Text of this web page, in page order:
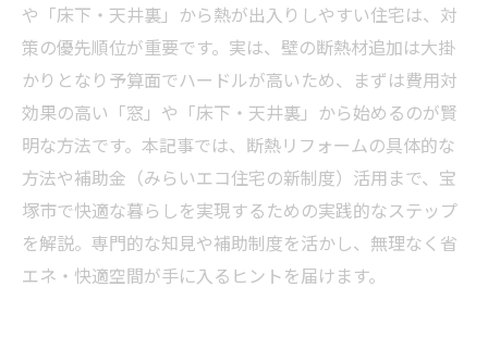
や「床下・天井裏」から熱が出入りしやすい住宅は、対
策の優先順位が重要です。実は、壁の断熱材追加は大掛
かりとなり予算面でハードルが高いため、まずは費用対
効果の高い「窓」や「床下・天井裏」から始めるのが賢
明な方法です。本記事では、断熱リフォームの具体的な
方法や補助金（みらいエコ住宅の新制度）活用まで、宝
塚市で快適な暮らしを実現するための実践的なステップ
を解説。専門的な知見や補助制度を活かし、無理なく省
エネ・快適空間が手に入るヒントを届けます。